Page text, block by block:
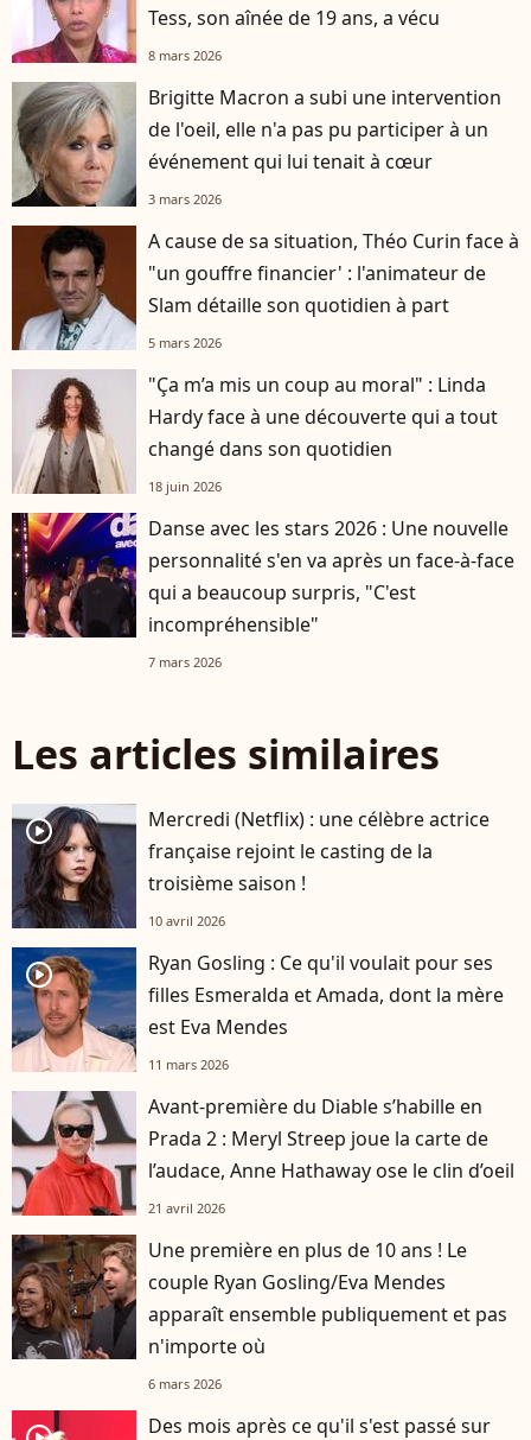
Tess, son aînée de 19 ans, a vécu
8 mars 2026
Brigitte Macron a subi une intervention
de l'oeil, elle n'a pas pu participer à un
événement qui lui tenait à cœur
3 mars 2026
A cause de sa situation, Théo Curin face à
"un gouffre financier' : l'animateur de
Slam détaille son quotidien à part
5 mars 2026
"Ça m’a mis un coup au moral" : Linda
Hardy face à une découverte qui a tout
changé dans son quotidien
18 juin 2026
Danse avec les stars 2026 : Une nouvelle
personnalité s'en va après un face-à-face
qui a beaucoup surpris, "C'est
incompréhensible"
7 mars 2026
Les articles similaires
player2
Mercredi (Netflix) : une célèbre actrice
française rejoint le casting de la
troisième saison !
10 avril 2026
player2
Ryan Gosling : Ce qu'il voulait pour ses
filles Esmeralda et Amada, dont la mère
est Eva Mendes
11 mars 2026
Avant-première du Diable s’habille en
Prada 2 : Meryl Streep joue la carte de
l’audace, Anne Hathaway ose le clin d’oeil
21 avril 2026
Une première en plus de 10 ans ! Le
couple Ryan Gosling/Eva Mendes
apparaît ensemble publiquement et pas
n'importe où
6 mars 2026
Des mois après ce qu'il s'est passé sur